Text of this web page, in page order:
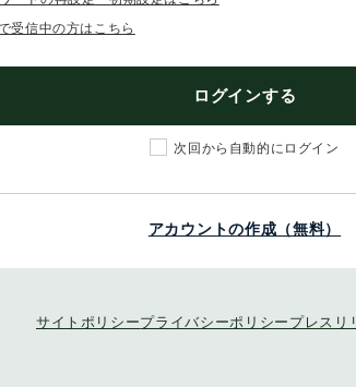
受信中の方はこちら
ログインする
次回から自動的にログイン
アカウントの作成（無料）
サイトポリシープライバシーポリシー プレスリ